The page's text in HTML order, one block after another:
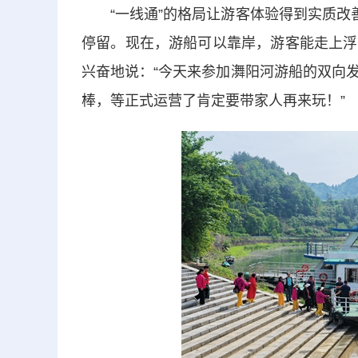
“一线通”的格局让游客体验得到实质改
停留。现在，游船可以靠岸，游客能走上
兴奋地说：“今天来参加㵲阳河游船的双向
棒，等正式运营了肯定要带家人再来玩！”